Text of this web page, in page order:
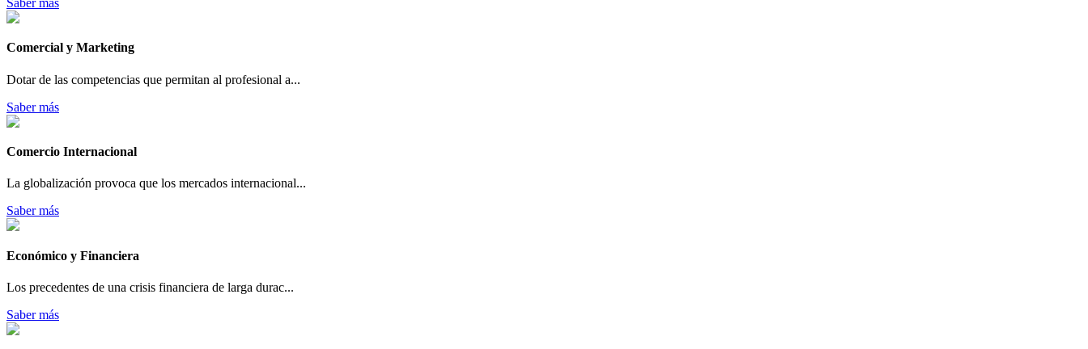
Saber más
Comercial y Marketing
Dotar de las competencias que permitan al profesional a...
Saber más
Comercio Internacional
La globalización provoca que los mercados internacional...
Saber más
Económico y Financiera
Los precedentes de una crisis financiera de larga durac...
Saber más